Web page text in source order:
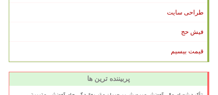
طراحی سایت
فیش حج
قیمت بیسیم
پربیننده ترین ها